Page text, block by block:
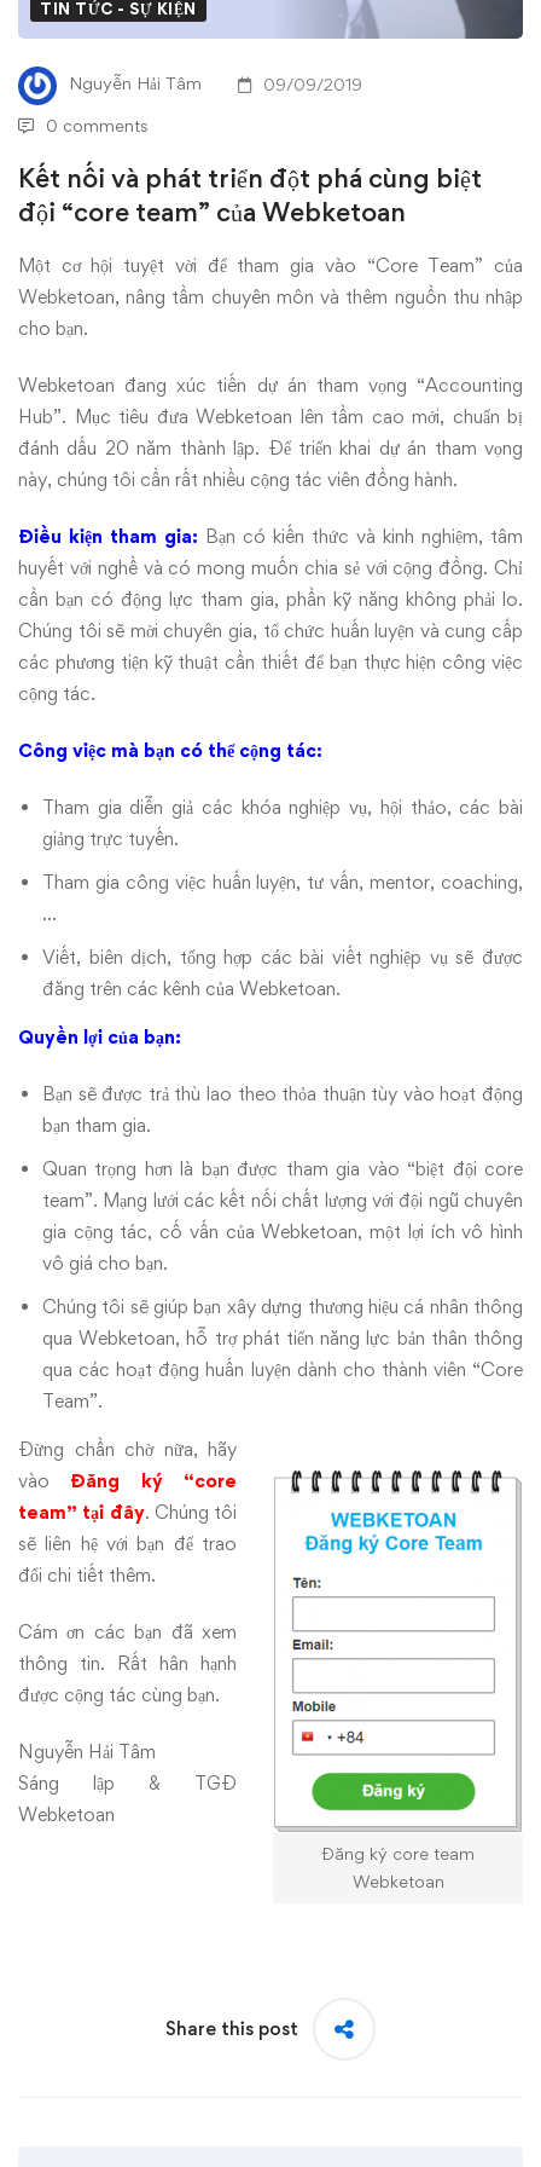
triển
đột
phá
cùng
biệt
đội
“core
team”
của
Webketoan
TIN TỨC - SỰ KIỆN
Nguyễn Hải Tâm 09/09/2019
0 comments
Kết nối và phát triển đột phá cùng biệt
đội “core team” của Webketoan
Một cơ hội tuyệt vời để tham gia vào “Core Team” của
Webketoan, nâng tầm chuyên môn và thêm nguồn thu nhập
cho bạn.
Webketoan đang xúc tiến dự án tham vọng “Accounting
Hub”. Mục tiêu đưa Webketoan lên tầm cao mới, chuẩn bị
đánh dấu 20 năm thành lập. Để triển khai dự án tham vọng
này, chúng tôi cần rất nhiều cộng tác viên đồng hành.
Điều kiện tham gia: Bạn có kiến thức và kinh nghiệm, tâm
huyết với nghề và có mong muốn chia sẻ với cộng đồng. Chỉ
cần bạn có động lực tham gia, phần kỹ năng không phải lo.
Chúng tôi sẽ mời chuyên gia, tổ chức huấn luyện và cung cấp
các phương tiện kỹ thuật cần thiết để bạn thực hiện công việc
cộng tác.
Công việc mà bạn có thể cộng tác:
Tham gia diễn giả các khóa nghiệp vụ, hội thảo, các bài
giảng trực tuyến.
Tham gia công việc huấn luyện, tư vấn, mentor, coaching,
…
Viết, biên dịch, tổng hợp các bài viết nghiệp vụ sẽ được
đăng trên các kênh của Webketoan.
Quyền lợi của bạn:
Bạn sẽ được trả thù lao theo thỏa thuận tùy vào hoạt động
bạn tham gia.
Quan trọng hơn là bạn được tham gia vào “biệt đội core
team”. Mạng lưới các kết nối chất lượng với đội ngũ chuyên
gia cộng tác, cố vấn của Webketoan, một lợi ích vô hình
vô giá cho bạn.
Chúng tôi sẽ giúp bạn xây dựng thương hiệu cá nhân thông
qua Webketoan, hỗ trợ phát tiển năng lực bản thân thông
qua các hoạt động huấn luyện dành cho thành viên “Core
Team”.
Đăng ký core team
Webketoan
Đừng chần chờ nữa, hãy
vào Đăng ký “core
team” tại đây. Chúng tôi
sẽ liên hệ với bạn để trao
đổi chi tiết thêm.
Cám ơn các bạn đã xem
thông tin. Rất hân hạnh
được cộng tác cùng bạn.
Nguyễn Hải Tâm
Sáng lập & TGĐ
Webketoan
Share this post